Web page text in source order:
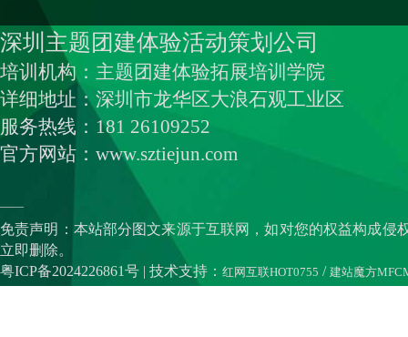
深圳主题团建体验活动策划公司
培训机构：主题团建体验拓展培训学院
详细地址：深圳市龙华区大浪石观工业区
服务热线：181 26109252
官方网站：www.sztiejun.com
——
免责声明：本站部分图文来源于互联网，如对您的权益构成侵
立即删除。
粤ICP备2024226861号 | 技术支持： 红网互联HOT0755 / 建站魔方